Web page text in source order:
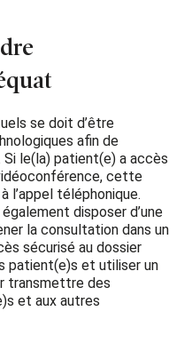
se doit d’être
afin de
le(la) patient(e) a accès
cette
l’appel téléphonique.
disposer d’une
la consultation dans un
sécurisé au dossier
patient(e)s et utiliser un
transmettre des
et aux autres